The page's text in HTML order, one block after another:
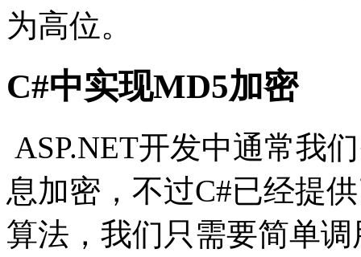
为高位。
C#中实现MD5加密
ASP.NET开发中通常我
息加密，不过C#已经提
算法，我们只需要简单